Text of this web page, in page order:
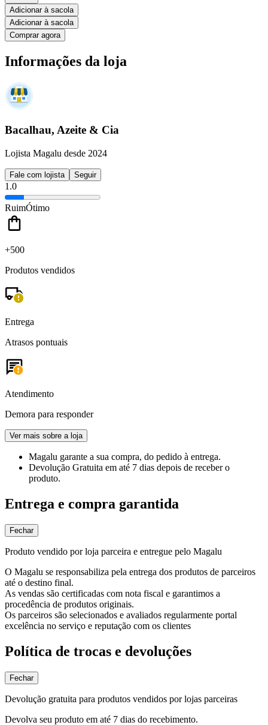
Adicionar à sacola
Adicionar à sacola
Comprar agora
Informações da loja
Bacalhau, Azeite & Cia
Lojista Magalu desde 2024
Fale com lojista Seguir
1.0
RuimÓtimo
+500
Produtos vendidos
Entrega
Atrasos pontuais
Atendimento
Demora para responder
Ver mais sobre a loja
Magalu garante a sua compra, do pedido à entrega.
Devolução Gratuita em até 7 dias depois de receber o
produto.
Entrega e compra garantida
Fechar
Produto vendido por loja parceira e entregue pelo Magalu
O Magalu se responsabiliza pela entrega dos produtos de parceiros
até o destino final.
As vendas são certificadas com nota fiscal e garantimos a
procedência de produtos originais.
Os parceiros são selecionados e avaliados regularmente portal
excelência no serviço e reputação com os clientes
Política de trocas e devoluções
Fechar
Devolução gratuita para produtos vendidos por lojas parceiras
Devolva seu produto em até 7 dias do recebimento.